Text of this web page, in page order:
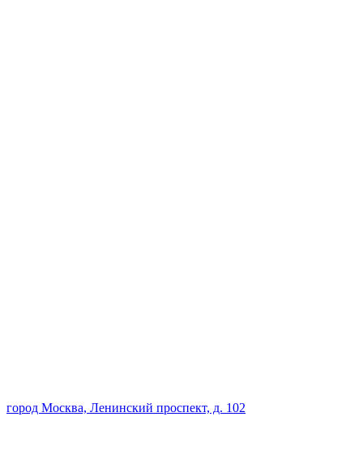
город Москва, Ленинский проспект, д. 102